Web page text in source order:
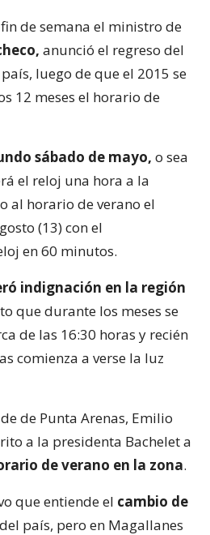
de semana el ministro de
anunció el regreso del
luego de que el 2015 se
12 meses el horario de
sábado de mayo, o sea
el reloj una hora a la
al horario de verano el
(13) con el
en 60 minutos.
indignación en la región
que durante los meses se
de las 16:30 horas y recién
comienza a verse la luz
de Punta Arenas, Emilio
a la presidenta Bachelet a
de verano en la zona.
que entiende el cambio de
país, pero en Magallanes